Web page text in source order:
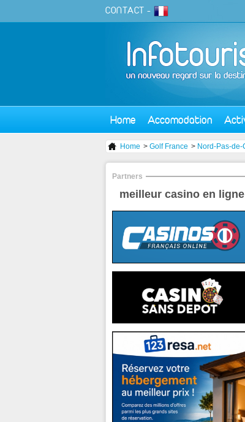
CONTACT -
Home Accomodation
Home > Golf France > Nord-Pas-de-
Partners
meilleur casino en ligne